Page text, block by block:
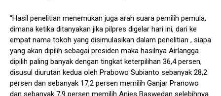
“Hasil penelitian menemukan juga arah suara pemilih pemula,
dimana ketika ditanyakan jika pilpres digelar hari ini, dari ke
empat nama tokoh yang disimulasikan dalam penelitian , siapa
yang akan dipilih sebagai presiden maka hasilnya Airlangga
dipilih paling banyak dengan tingkat keterpilihan 36,4 persen,
disusul diurutan kedua oleh Prabowo Subianto sebanyak 28,2
persen dan sebanyak 17,2 persen memilih Ganjar Pranowo